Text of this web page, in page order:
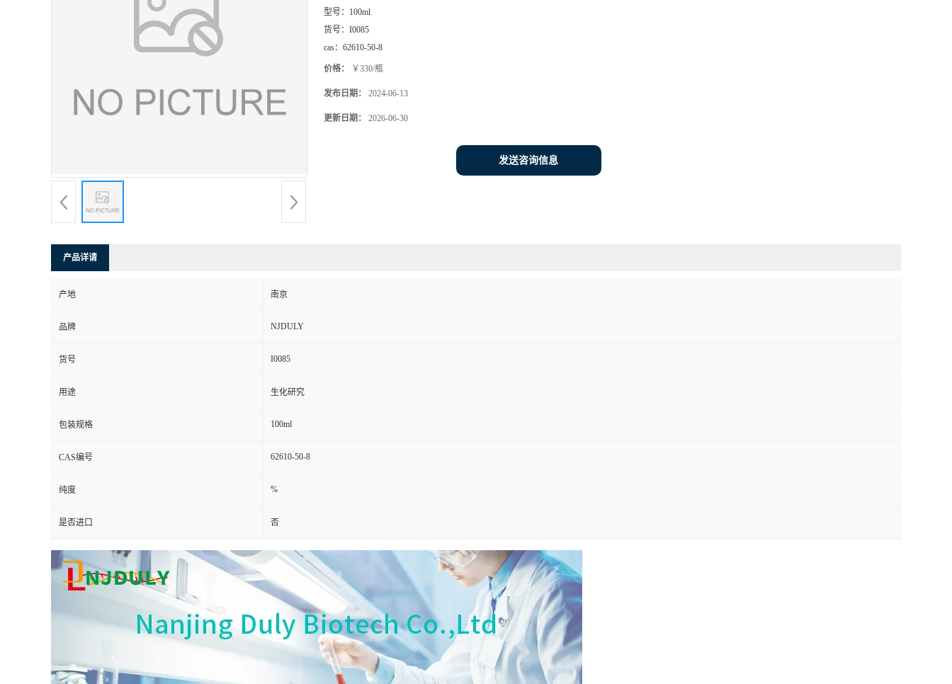
型号： 100ml
货号： I0085
cas： 62610-50-8
价格： ￥330/瓶
发布日期： 2024-06-13
更新日期： 2026-06-30
发送咨询信息
产品详请
产地 南京
品牌 NJDULY
货号 I0085
用途 生化研究
包装规格 100ml
CAS编号 62610-50-8
纯度 %
是否进口 否